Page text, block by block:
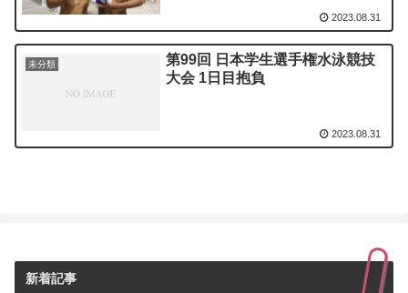
2023.08.31
未分類
第99回 日本学生選手権水泳競技
大会 1日目抱負
2023.08.31
新着記事